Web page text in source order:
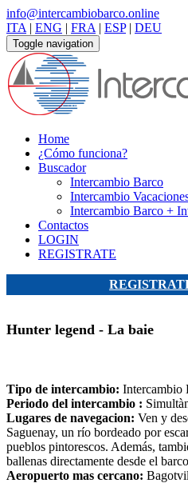
info@intercambiobarco.online
ITA | ENG | FRA | ESP| DEU
Toggle navigation
Home
¿Cómo funciona?
Buscador
Intercambio Barco
Intercambio
Intercambio Barco +
Contactos
LOGIN
REGISTRATE
Hunter legend - La baie
Tipo de intercambio: Intercambio
Periodo del intercambio :
Lugares de navegacion: Ven y
Saguenay, un río bordeado por
pueblos pintorescos. Además,
ballenas directamente desde el
Aeropuerto mas cercano: